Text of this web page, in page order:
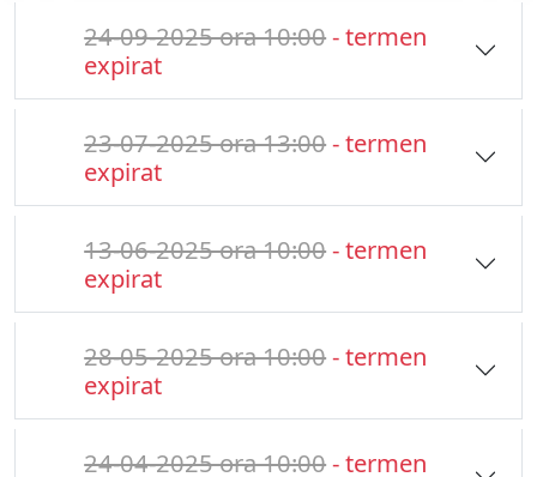
24-09-2025 ora 10:00- termen
expirat
23-07-2025 ora 13:00- termen
expirat
13-06-2025 ora 10:00- termen
expirat
28-05-2025 ora 10:00- termen
expirat
24-04-2025 ora 10:00- termen